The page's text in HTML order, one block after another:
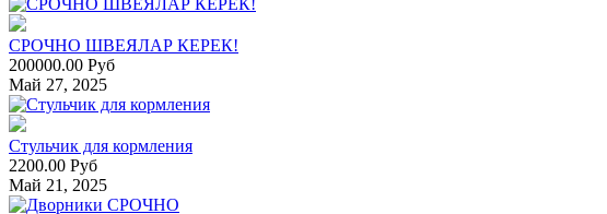
СРОЧНО ШВЕЯЛАР КЕРЕК!
200000.00 Руб
Май 27, 2025
Стульчик для кормления
2200.00 Руб
Май 21, 2025